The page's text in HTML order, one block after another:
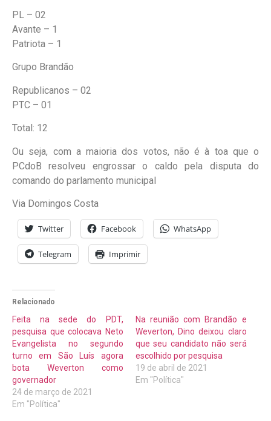
PL – 02
Avante – 1
Patriota – 1
Grupo Brandão
Republicanos – 02
PTC – 01
Total: 12
Ou seja, com a maioria dos votos, não é à toa que o
PCdoB resolveu engrossar o caldo pela disputa do
comando do parlamento municipal
Via Domingos Costa
Twitter Facebook WhatsApp
Telegram Imprimir
Relacionado
Feita na sede do PDT,
pesquisa que colocava Neto
Evangelista no segundo
turno em São Luís agora
bota Weverton como
governador
24 de março de 2021
Em "Política"
Na reunião com Brandão e
Weverton, Dino deixou claro
que seu candidato não será
escolhido por pesquisa
19 de abril de 2021
Em "Política"